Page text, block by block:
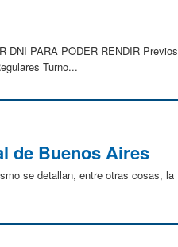
PARA PODER RENDIR Previos
Turno...
de Buenos Aires
se detallan, entre otras cosas, la